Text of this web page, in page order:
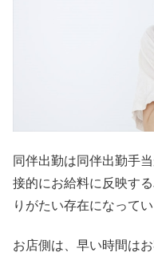
同伴出勤は同伴出勤手
接的にお給料に反映す
りがたい存在になってい
お店側は、早い時間は